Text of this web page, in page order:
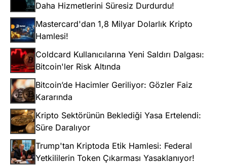
Daha Hizmetlerini Süresiz Durdurdu!
Mastercard'dan 1,8 Milyar Dolarlık Kripto
Hamlesi!
Coldcard Kullanıcılarına Yeni Saldırı Dalgası:
Bitcoin'ler Risk Altında
Bitcoin’de Hacimler Geriliyor: Gözler Faiz
Kararında
Kripto Sektörünün Beklediği Yasa Ertelendi:
Süre Daralıyor
Trump'tan Kriptoda Etik Hamlesi: Federal
Yetkililerin Token Çıkarması Yasaklanıyor!